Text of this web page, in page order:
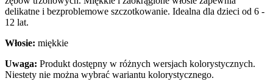
delikatne i bezproblemowe szczotkowanie. Idealna dla dzieci od 6 -
12 lat.
Włosie: miękkie
Uwaga: Produkt dostępny w różnych wersjach kolorystycznych.
Niestety nie można wybrać wariantu kolorystycznego.